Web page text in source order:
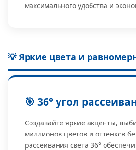
максимального удобства и
💡 Яркие цвета и
🎯 36° угол
Создавайте яркие акценты,
миллионов цветов и оттенков
рассеивания света 36°